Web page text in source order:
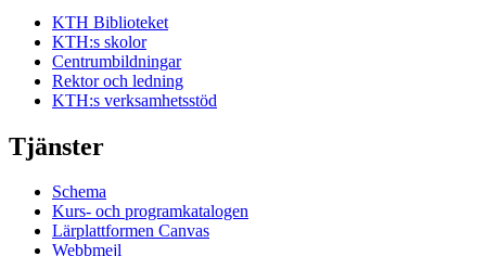
KTH Biblioteket
KTH:s skolor
Centrumbildningar
Rektor och ledning
KTH:s verksamhetsstöd
Tjänster
Schema
Kurs- och programkatalogen
Lärplattformen Canvas
Webbmejl